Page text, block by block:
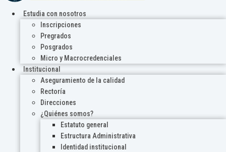
Estudia con nosotros
Inscripciones
Pregrados
Posgrados
Micro y Macrocredenciales
Institucional
Aseguramiento de la calidad
Rectoría
Direcciones
¿Quiénes somos?
Estatuto general
Estructura Administrativa
Identidad institucional